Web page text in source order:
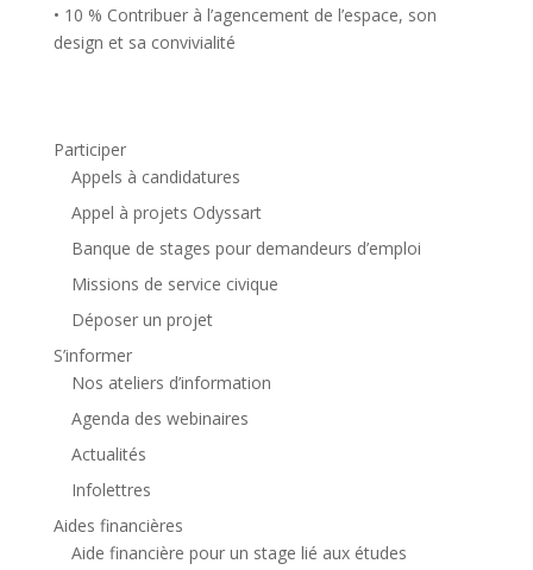
• 10 % Contribuer à l’agencement de l’espace, son
design et sa convivialité
Participer
Appels à candidatures
Appel à projets Odyssart
Banque de stages pour demandeurs d’emploi
Missions de service civique
Déposer un projet
S’informer
Nos ateliers d’information
Agenda des webinaires
Actualités
Infolettres
Aides financières
Aide financière pour un stage lié aux études